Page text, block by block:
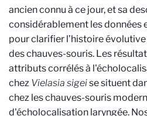
ancien connu à ce jour, et sa
considérablement les données
pour clarifier l’histoire
des chauves-souris. Les
attributs corrélés à
chez Vielasia sigeise situent
chez les chauves-souris
d'écholocalisation laryngée.